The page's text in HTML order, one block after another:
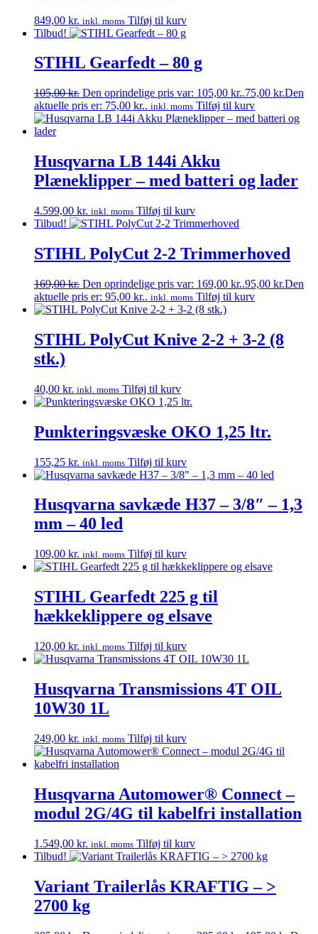
849,00 kr. inkl. moms Tilføj til kurv
Tilbud!
STIHL Gearfedt – 80 g
105,00kr. Den oprindelige pris var: 105,00 kr..75,00 kr.Den
aktuelle pris er: 75,00 kr.. inkl. moms Tilføj til kurv
Husqvarna LB 144i Akku
Plæneklipper – med batteri og lader
4.599,00 kr. inkl. moms Tilføj til kurv
Tilbud!
STIHL PolyCut 2-2 Trimmerhoved
169,00kr. Den oprindelige pris var: 169,00 kr..95,00 kr.Den
aktuelle pris er: 95,00 kr.. inkl. moms Tilføj til kurv
STIHL PolyCut Knive 2-2 + 3-2 (8
stk.)
40,00 kr. inkl. moms Tilføj til kurv
Punkteringsvæske OKO 1,25 ltr.
155,25 kr. inkl. moms Tilføj til kurv
Husqvarna savkæde H37 – 3/8″ – 1,3
mm – 40 led
109,00 kr. inkl. moms Tilføj til kurv
STIHL Gearfedt 225 g til
hækkeklippere og elsave
120,00 kr. inkl. moms Tilføj til kurv
Husqvarna Transmissions 4T OIL
10W30 1L
249,00 kr. inkl. moms Tilføj til kurv
Husqvarna Automower® Connect –
modul 2G/4G til kabelfri installation
1.549,00 kr. inkl. moms Tilføj til kurv
Tilbud!
Variant Trailerlås KRAFTIG – >
2700 kg